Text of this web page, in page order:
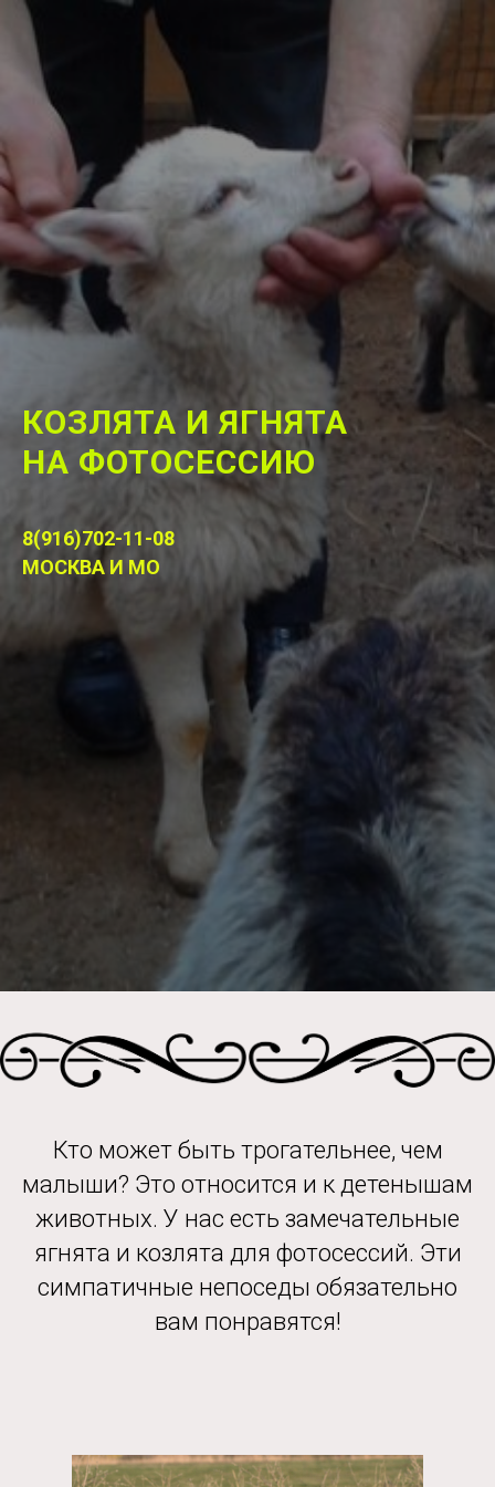
КОЗЛЯТА И ЯГНЯТА
НА ФОТОСЕССИЮ
8(916)702-11-08
МОСКВА И МО
Кто может быть трогательнее, чем
малыши? Это относится и к детенышам
животных. У нас есть замечательные
ягнята и козлята для фотосессий. Эти
симпатичные непоседы обязательно
вам понравятся!